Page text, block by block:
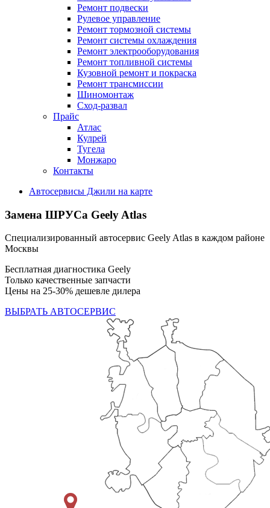
Ремонт подвески
Рулевое управление
Ремонт тормозной системы
Ремонт системы охлаждения
Ремонт электрооборудования
Ремонт топливной системы
Кузовной ремонт и покраска
Ремонт трансмиссии
Шиномонтаж
Сход-развал
Прайс
Атлас
Кулрей
Тугела
Монжаро
Контакты
Автосервисы Джили на карте
Замена ШРУСа Geely Atlas
Специализированный автосервис Geely Atlas в каждом районе
Москвы
Бесплатная диагностика Geely
Только качественные запчасти
Цены на 25-30% дешевле дилера
ВЫБРАТЬ АВТОСЕРВИС